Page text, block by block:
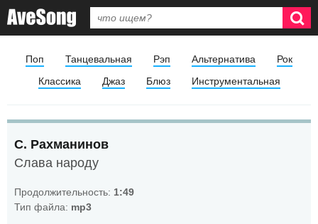
Поп Танцевальная Рэп Альтернатива
Рок
Классика
Джаз Блюз Инструментальная
С. Рахманинов
Слава народу
Продолжительность: 1:49
Тип файла: mp3